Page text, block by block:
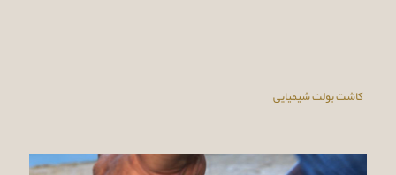
کاشت بولت شیمیایی